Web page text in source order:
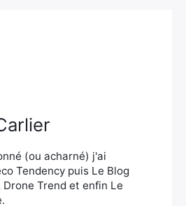
(ou acharné) j'ai
Tendency puis Le Blog
Drone Trend et enfin Le